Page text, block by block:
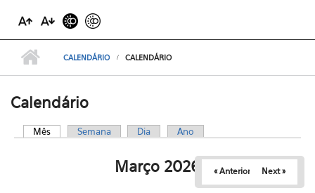
CALENDÁRIO CALENDÁRIO
Calendário
Mês (aba ativa)Semana Dia Ano
Março 2026 « Anterior Next »